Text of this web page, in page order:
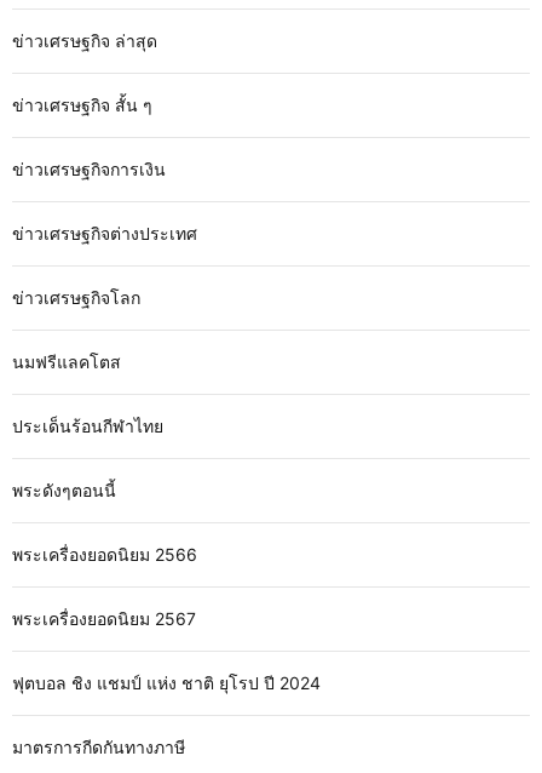
ข่าวเศรษฐกิจ ล่าสุด
ข่าวเศรษฐกิจ สั้น ๆ
ข่าวเศรษฐกิจการเงิน
ข่าวเศรษฐกิจต่างประเทศ
ข่าวเศรษฐกิจโลก
นมฟรีแลคโตส
ประเด็นร้อนกีฬาไทย
พระดังๆตอนนี้
พระเครื่องยอดนิยม 2566
พระเครื่องยอดนิยม 2567
ฟุตบอล ชิง แชมป์ แห่ง ชาติ ยุโรป ปี 2024
มาตรการกีดกันทางภาษี